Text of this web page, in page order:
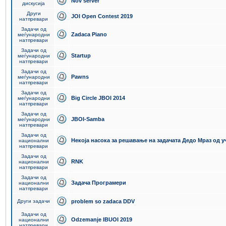
дискусија
Други
натпревари
JOI Open Contest 2019
Задачи од
меѓународни
натпревари
Zadaca Piano
Задачи од
меѓународни
натпревари
Startup
Задачи од
меѓународни
натпревари
Pawns
Задачи од
меѓународни
натпревари
Big Circle JBOI 2014
Задачи од
меѓународни
натпревари
JBOI-Samba
Задачи од
национални
натпревари
Некоја насока за решавање на задачата Дедо Мраз од
Задачи од
национални
натпревари
RNK
Задачи од
национални
натпревари
Задача Програмери
Други задачи problem so zadaca DDV
Задачи од
национални
Odzemanje IBUOI 2019